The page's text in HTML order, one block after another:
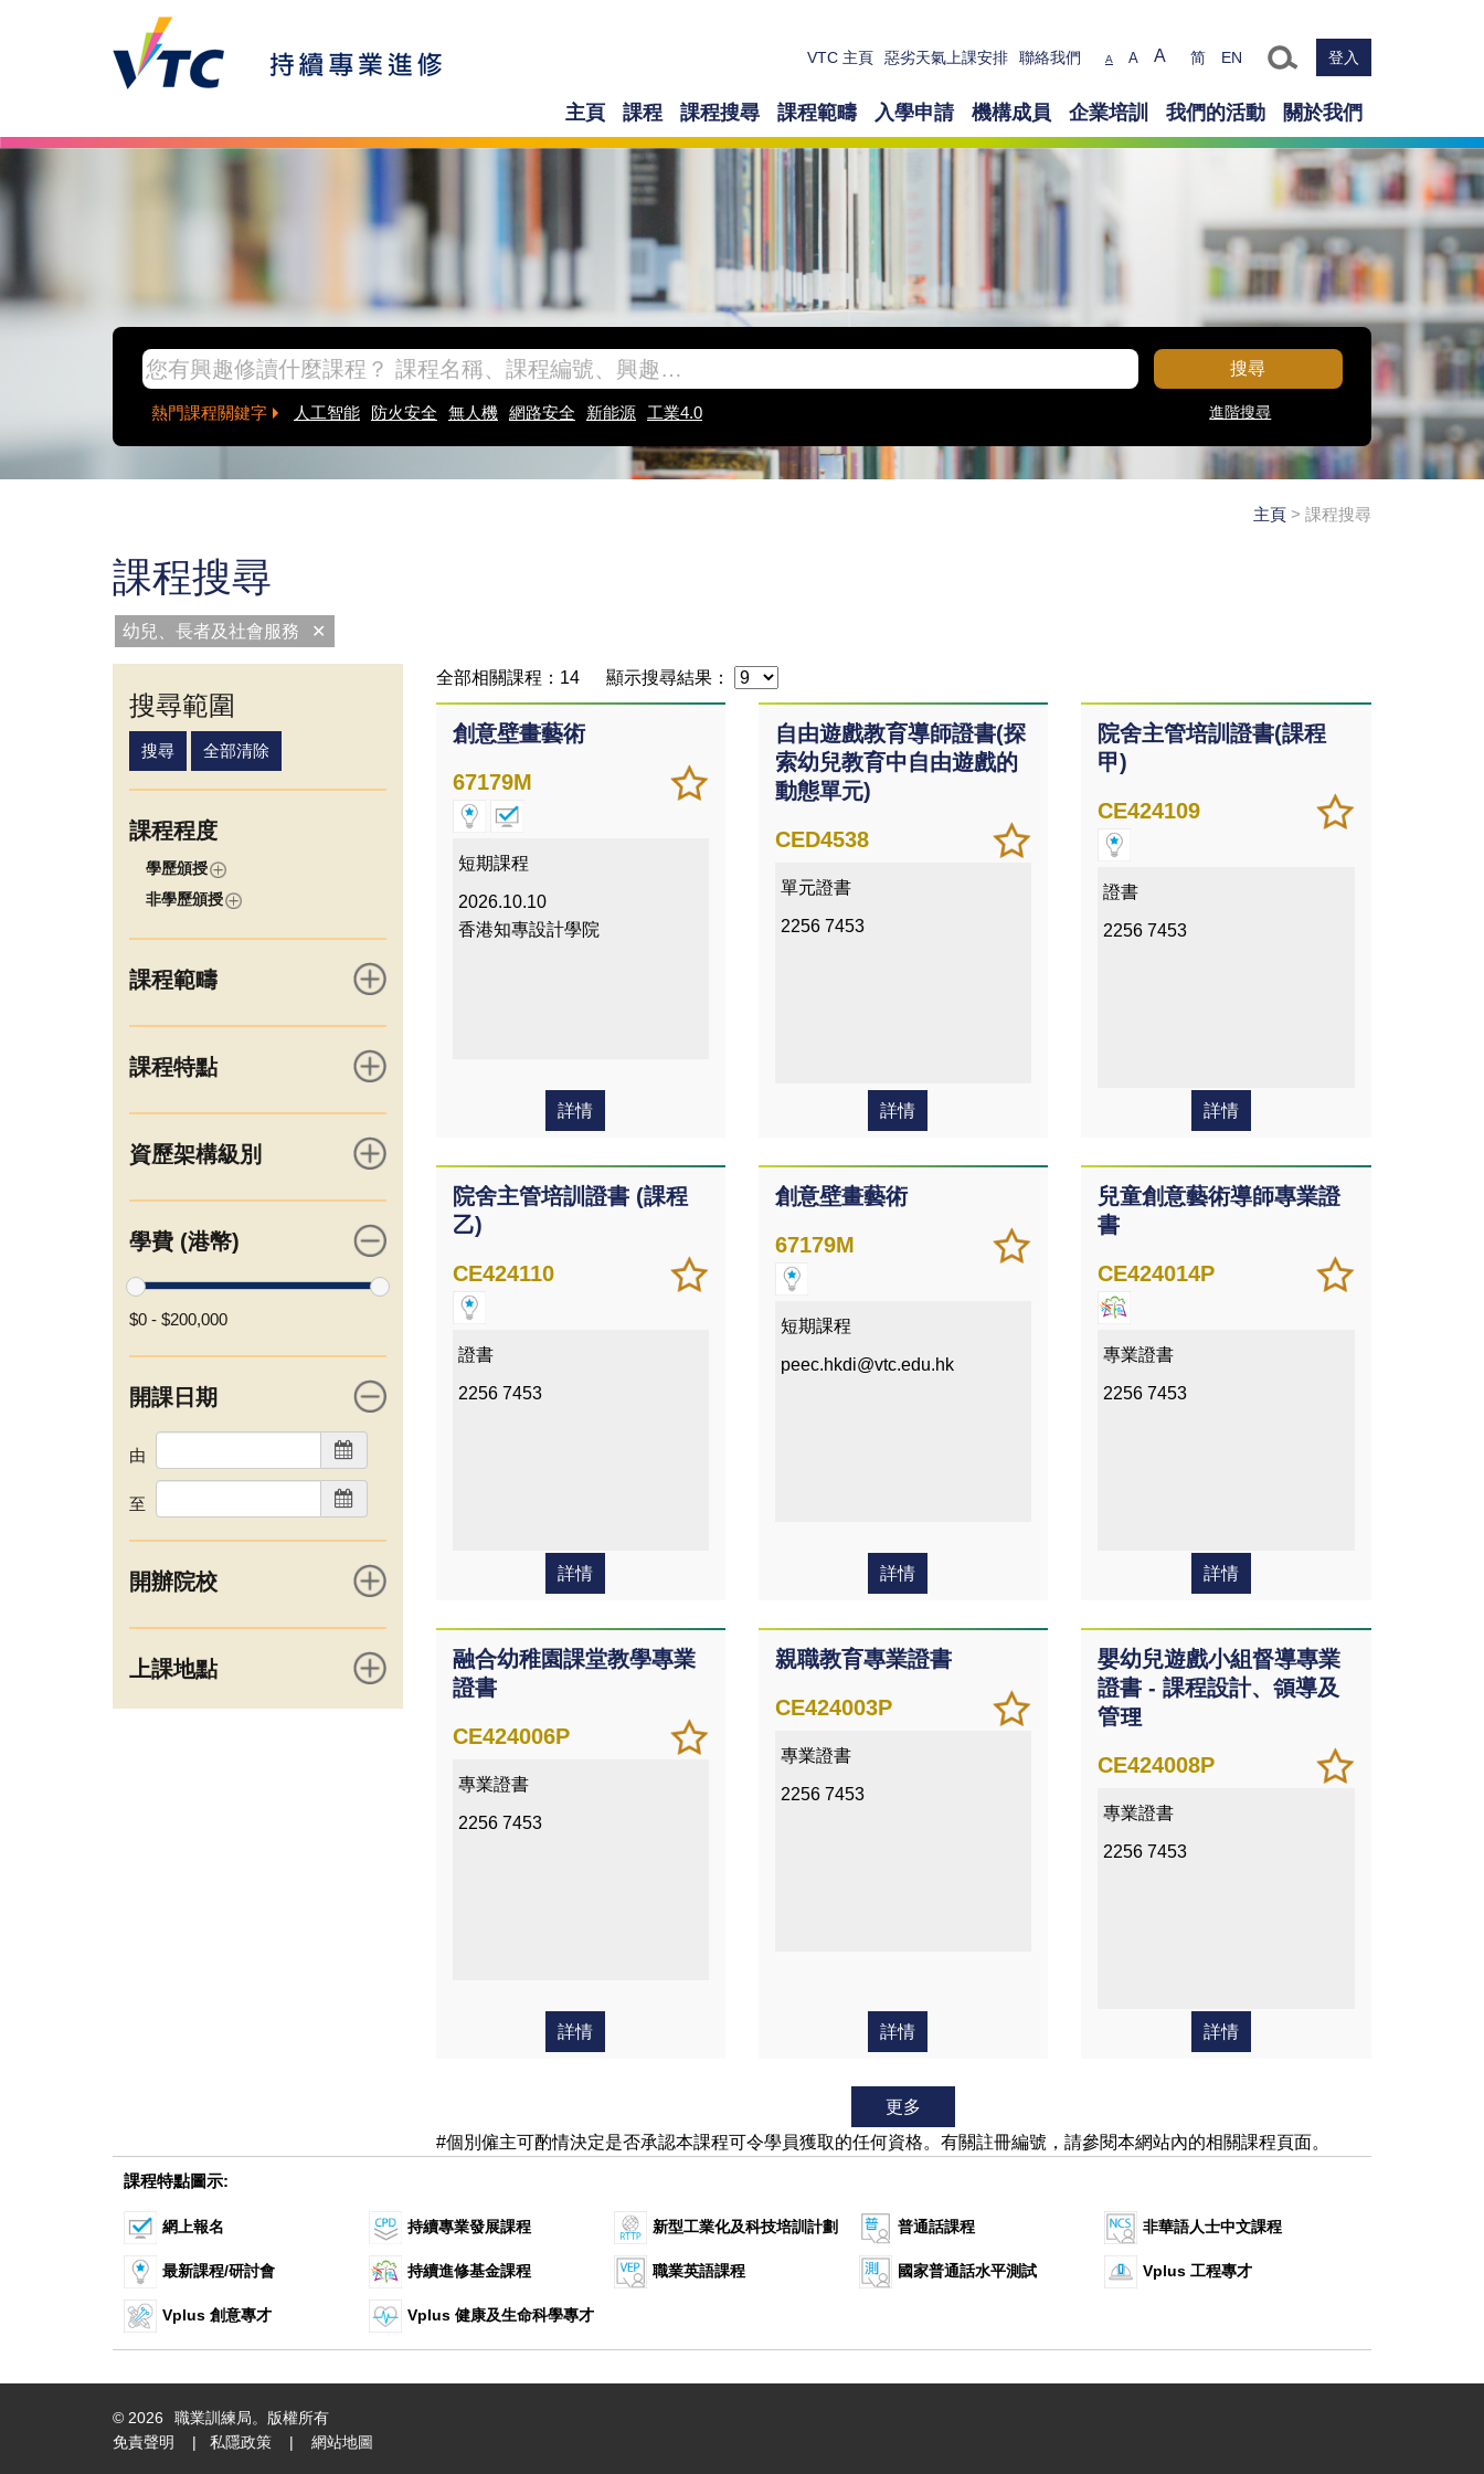
Skip to main content
VTC 主頁 惡劣天氣上課安排 聯絡我們
Text size
A A A 简 EN 登入
主頁 課程 課程搜尋 課程範疇 入學申請 機構成員 企業培訓 我們的活動 關於我們
搜尋
熱門課程關鍵字 人工智能 防火安全 無人機 網路安全 新能源 工業4.0 進階搜尋
主頁 > 課程搜尋
課程搜尋
幼兒、長者及社會服務 ✕
搜尋範圍
課程程度
學歷頒授
非學歷頒授
課程範疇
課程特點
資歷架構級別
學費 (港幣)
$0 - $200,000
開課日期
由
至
開辦院校
上課地點
全部相關課程：14 顯示搜尋結果：
創意壁畫藝術
加
入/
儲存
課程
67179M
短期課程
2026.10.10
香港知專設計學院
詳情
自由遊戲教育導師證書(探
索幼兒教育中自由遊戲的
動態單元)
加
入/
儲存
課程
CED4538
單元證書
2256 7453
詳情
院舍主管培訓證書(課程
甲)
加
入/
儲存
課程
CE424109
證書
2256 7453
詳情
院舍主管培訓證書 (課程
乙)
加
入/
儲存
課程
CE424110
證書
2256 7453
詳情
創意壁畫藝術
加
入/
儲存
課程
67179M
短期課程
peec.hkdi@vtc.edu.hk
詳情
兒童創意藝術導師專業證
書
加
入/
儲存
課程
CE424014P
專業證書
2256 7453
詳情
融合幼稚園課堂教學專業
證書
加
入/
儲存
課程
CE424006P
專業證書
2256 7453
詳情
親職教育專業證書
加
入/
儲存
課程
CE424003P
專業證書
2256 7453
詳情
嬰幼兒遊戲小組督導專業
證書 - 課程設計、領導及
管理
加
入/
儲存
課程
CE424008P
專業證書
2256 7453
詳情
更多
#個別僱主可酌情決定是否承認本課程可令學員獲取的任何資格。有關註冊編號，請參閱本網站內的相關課程頁面。
課程特點圖示:
網上報名 持續專業發展課程 新型工業化及科技培訓計劃 普通話課程 非華語人士中文課程
最新課程/研討會 持續進修基金課程 職業英語課程 國家普通話水平測試 Vplus 工程專才
Vplus 創意專才 Vplus 健康及生命科學專才
© 2026
職業訓練局。版權所有
免責聲明
| 私隱政策 | 網站地圖